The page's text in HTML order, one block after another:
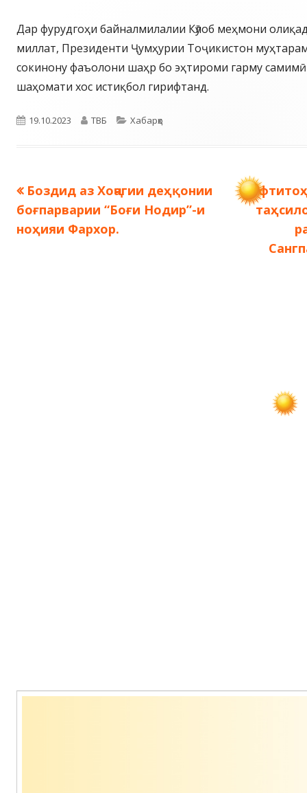
Дар фурудгоҳи байналмилалии Кӯлоб меҳмони
миллат, Президенти Ҷумҳурии Тоҷикистон
сокинону фаъолони шаҳр бо эҳтироми гарму
шаҳомати хос истиқбол гирифтанд.
Опубликовано
19.10.2023 Автор
ТВБ Рубрики
Хабарҳо
Навигация
по
Предыдущая
запись:
Боздид аз Хоҷагии деҳқонии
боғпарварии “Боғи Нодир”-и
ноҳияи Фархор.
запись:
Содержимое